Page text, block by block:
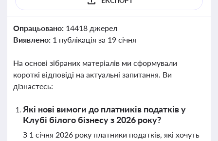
Опрацьовано: 14418 джерел
Виявлено: 1 публікація за 19 січня
На основі зібраних матеріалів ми сформували
короткі відповіді на актуальні запитання. Ви
дізнаєтесь:
Які нові вимоги до платників податків у
Клубі білого бізнесу з 2026 року?
З 1 січня 2026 року платники податків, які хочуть